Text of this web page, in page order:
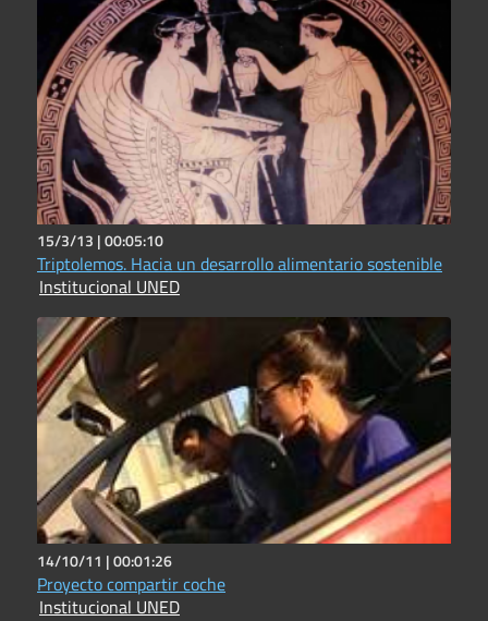
15/3/13 |00:05:10
Triptolemos. Hacia un desarrollo alimentario sostenible
Institucional UNED
14/10/11 |00:01:26
Proyecto compartir coche
Institucional UNED